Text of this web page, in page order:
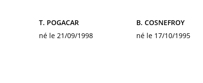
T. POGACAR
né le 21/09/1998
B. COSNEFROY
né le 17/10/1995